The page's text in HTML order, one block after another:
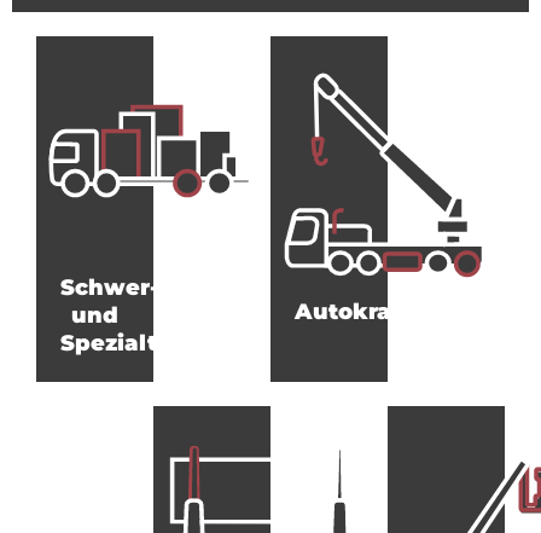
Schwer-
und
Spezialtransporte
Autokrane